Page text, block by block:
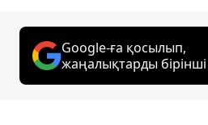
Google-ға қосылып,
жаңалықтарды